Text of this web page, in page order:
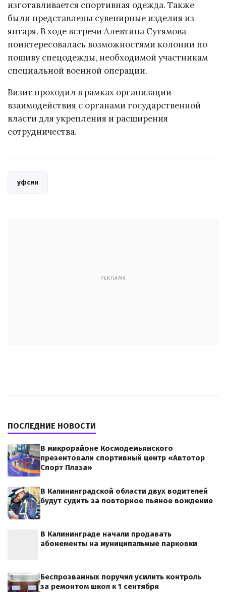
изготавливается спортивная одежда. Также
были представлены сувенирные изделия из
янтаря. В ходе встречи Алевтина Сутямова
поинтересовалась возможностями колонии по
пошиву спецодежды, необходимой участникам
специальной военной операции.
Визит проходил в рамках организации
взаимодействия с органами государственной
власти для укрепления и расширения
сотрудничества.
уфсин
РЕКЛАМА
ПОСЛЕДНИЕ НОВОСТИ
В микрорайоне Космодемьянского
презентовали спортивный центр «Автотор
Спорт Плаза»
В Калининградской области двух водителей
будут судить за повторное пьяное вождение
В Калининграде начали продавать
абонементы на муниципальные парковки
Беспрозванных поручил усилить контроль
за ремонтом школ к 1 сентября